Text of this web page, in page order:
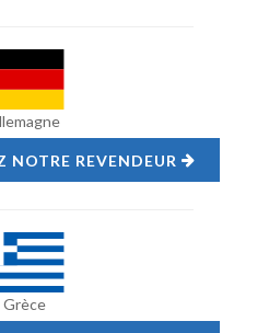
NOTRE REVENDEUR
Grèce